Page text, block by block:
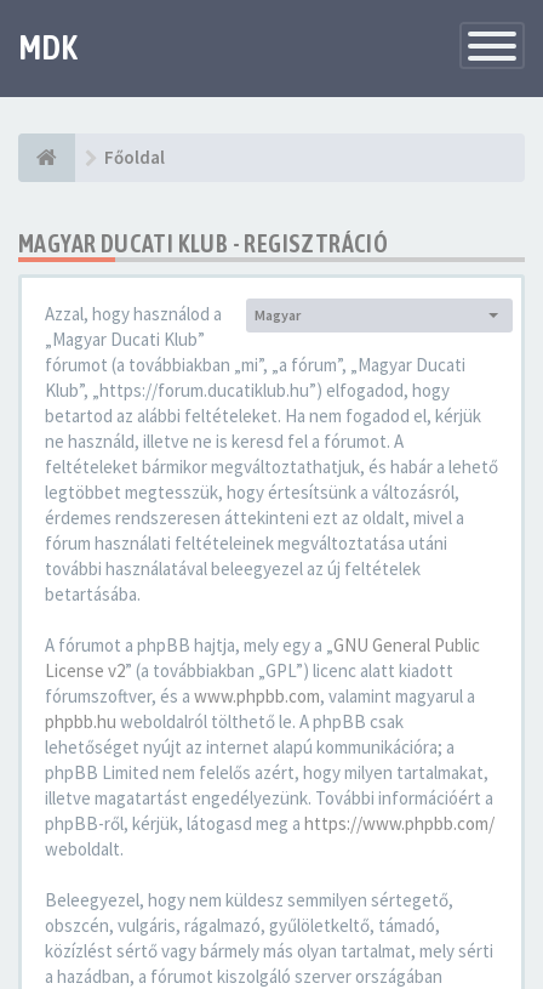
navigáció
MDK
Főoldal
MAGYAR DUCATI KLUB - REGISZTRÁCIÓ
Nyelv:
Magyar
Azzal, hogy használod a
„Magyar Ducati Klub”
fórumot (a továbbiakban „mi”, „a fórum”, „Magyar Ducati
Klub”, „https://forum.ducatiklub.hu”) elfogadod, hogy
betartod az alábbi feltételeket. Ha nem fogadod el, kérjük
ne használd, illetve ne is keresd fel a fórumot. A
feltételeket bármikor megváltoztathatjuk, és habár a lehető
legtöbbet megtesszük, hogy értesítsünk a változásról,
érdemes rendszeresen áttekinteni ezt az oldalt, mivel a
fórum használati feltételeinek megváltoztatása utáni
további használatával beleegyezel az új feltételek
betartásába.
A fórumot a phpBB hajtja, mely egy a „GNU General Public
License v2” (a továbbiakban „GPL”) licenc alatt kiadott
fórumszoftver, és a www.phpbb.com, valamint magyarul a
phpbb.hu weboldalról tölthető le. A phpBB csak
lehetőséget nyújt az internet alapú kommunikációra; a
phpBB Limited nem felelős azért, hogy milyen tartalmakat,
illetve magatartást engedélyezünk. További információért a
phpBB-ről, kérjük, látogasd meg a https://www.phpbb.com/
weboldalt.
Beleegyezel, hogy nem küldesz semmilyen sértegető,
obszcén, vulgáris, rágalmazó, gyűlöletkeltő, támadó,
közízlést sértő vagy bármely más olyan tartalmat, mely sérti
a hazádban, a fórumot kiszolgáló szerver országában